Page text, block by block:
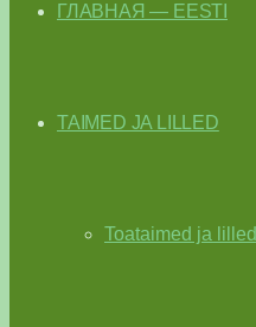
ГЛАВНАЯ — EESTI
TAIMED JA LILLED
Toataimed ja lilled